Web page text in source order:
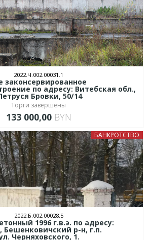
2022.Ч.002.00031.1
законсервированное
по адресу: Витебская обл.,
Бровки, 50/14
Торги завершены
133 000,00 BYN
БАНКРОТСТВО
2022.Б.002.00028.5
1996 г.в.э. по адресу:
Бешенковичский р-н, г.п.
Черняховского, 1.